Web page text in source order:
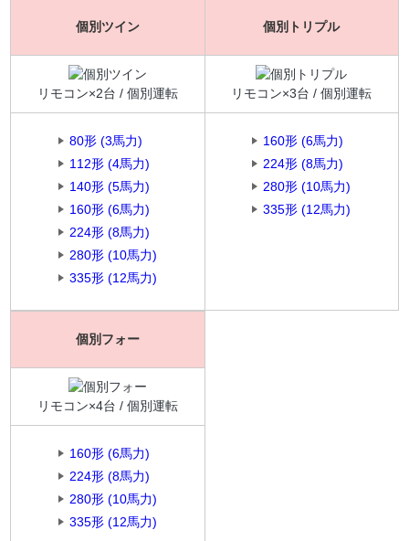
個別ツイン
リモコン×2台 / 個別運転
80形 (3馬力)
112形 (4馬力)
140形 (5馬力)
160形 (6馬力)
224形 (8馬力)
280形 (10馬力)
335形 (12馬力)
個別トリプル
リモコン×3台 / 個別運転
160形 (6馬力)
224形 (8馬力)
280形 (10馬力)
335形 (12馬力)
個別フォー
リモコン×4台 / 個別運転
160形 (6馬力)
224形 (8馬力)
280形 (10馬力)
335形 (12馬力)